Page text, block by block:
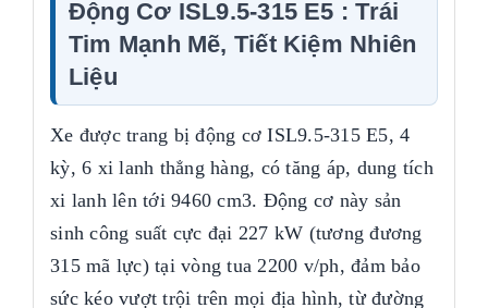
Động Cơ ISL9.5-315 E5 : Trái
Tim Mạnh Mẽ, Tiết Kiệm Nhiên
Liệu
Xe được trang bị động cơ ISL9.5-315 E5, 4
kỳ, 6 xi lanh thẳng hàng, có tăng áp, dung tích
xi lanh lên tới 9460 cm3. Động cơ này sản
sinh công suất cực đại 227 kW (tương đương
315 mã lực) tại vòng tua 2200 v/ph, đảm bảo
sức kéo vượt trội trên mọi địa hình, từ đường